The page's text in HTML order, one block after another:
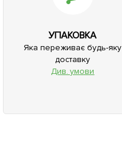
УПАКОВКА
Яка переживає будь-яку
доставку
Див. умови